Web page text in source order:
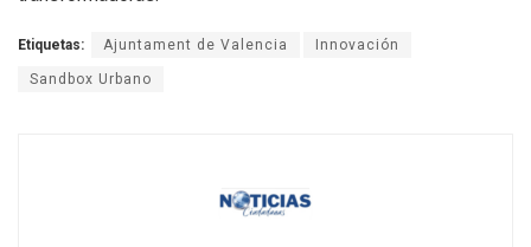
Etiquetas: Ajuntament de Valencia Innovación
Sandbox Urbano